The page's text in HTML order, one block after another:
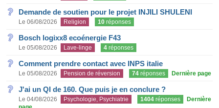
Demande de soutien pour le projet INJILI SHULENI
Le 06/08/2026 Religion 10 réponses
Bosch logixx8 ecoénergie F43
Le 05/08/2026 Lave-linge 4 réponses
Comment prendre contact avec INPS italie
Le 05/08/2026 Pension de réversion 74 réponses Dernière page
J'ai un QI de 160. Que puis je en conclure ?
Le 04/08/2026 Psychologie, Psychiatrie 1404 réponses
Dernière